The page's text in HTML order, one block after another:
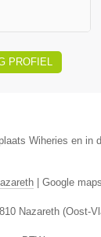
PROFIEL
Wiheries en in
Google maps
Nazareth (Oost-